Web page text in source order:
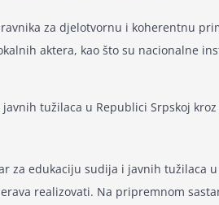
za djelotvornu i koherentnu
aktera, kao što su nacionalne
tužilaca u Republici Srpskoj
za edukaciju sudija i javnih
realizovati. Na pripremnom